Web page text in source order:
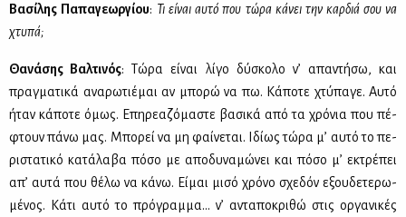
Βα­σί­λης Πα­πα­γε­ωρ­γί­ου: Τι εί­ναι αυ­τό που τώ­ρα κά­νει την καρ­διά σου να
χτυ­πά;
Θα­νά­σης Βαλ­τι­νός: Τώ­ρα εί­ναι λί­γο δύ­σκο­λο ν’ απα­ντή­σω, και
πραγ­μα­τι­κά ανα­ρω­τιέ­μαι αν μπο­ρώ να πω. Κά­πο­τε χτύ­πα­γε. Αυ­τό
ήταν κά­πο­τε όμως. Επη­ρε­α­ζό­μα­στε βα­σι­κά από τα χρό­νια που πέ­
φτουν πά­νω μας. Μπο­ρεί να μη φαί­νε­ται. Ιδί­ως τώ­ρα μ’ αυ­τό το πε­
ρι­στα­τι­κό κα­τά­λα­βα πό­σο με απο­δυ­να­μώ­νει και πό­σο μ’ εκτρέ­πει
απ’ αυ­τά που θέ­λω να κά­νω. Εί­μαι μι­σό χρό­νο σχε­δόν εξου­δε­τε­ρω­
μέ­νος. Κά­τι αυ­τό το πρό­γραμ­μα… ν’ αντα­πο­κρι­θώ στις ορ­γα­νι­κές